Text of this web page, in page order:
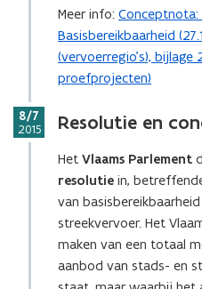
Meer info: Conceptnota:
Basisbereikbaarheid
(vervoerregio’s),
proefprojecten)
Stap
8/7
2015 Resolutie en
Het Vlaams Parlement
resolutie in,
van
streekvervoer. Het
maken van een totaal
aanbod van stads- en